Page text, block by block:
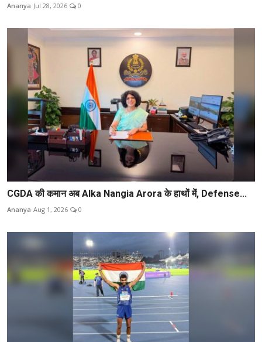
Ananya Jul 28, 2026 0
CGDA की कमान अब Alka Nangia Arora के हाथों में, Defense...
Ananya Aug 1, 2026 0